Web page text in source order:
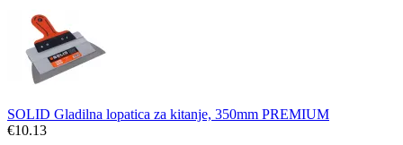
SOLID Gladilna lopatica za kitanje, 350mm PREMIUM
€10.13